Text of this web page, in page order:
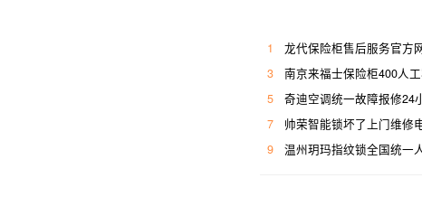
1 龙代保险柜售后服务官方
3
南京来福士保险柜400人
5
奇迪空调统一故障报修24
7
帅荣智能锁坏了上门维修
9
温州玥玛指纹锁全国统一